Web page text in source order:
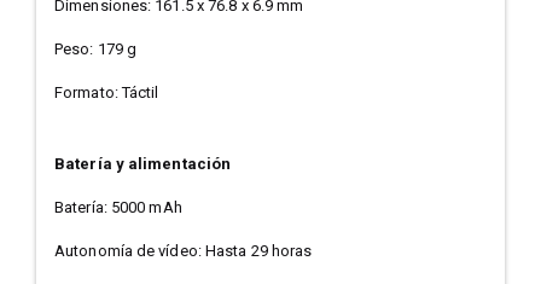
Dimensiones: 161.5 x 76.8 x 6.9 mm
Peso: 179 g
Formato: Táctil
Batería y alimentación
Batería: 5000 mAh
Autonomía de vídeo: Hasta 29 horas